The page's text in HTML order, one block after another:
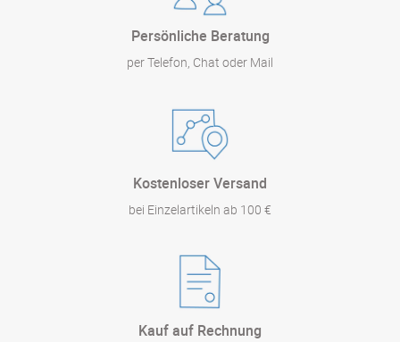
Persönliche Beratung
per Telefon, Chat oder Mail
Kostenloser Versand
bei Einzelartikeln ab 100 €
Kauf auf Rechnung